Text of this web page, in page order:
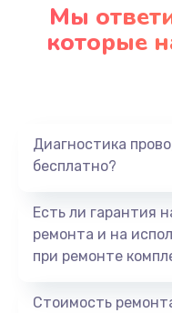
Мы
которые
Диагностика
бесплатно?
Есть ли гарантия
ремонта и на
при ремонте
Стоимость